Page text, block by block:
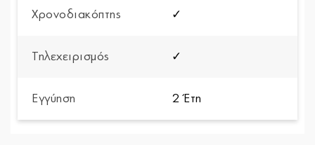
Χρονοδιακόπτης ✓
Τηλεχειρισμός ✓
Εγγύηση 2 Έτη